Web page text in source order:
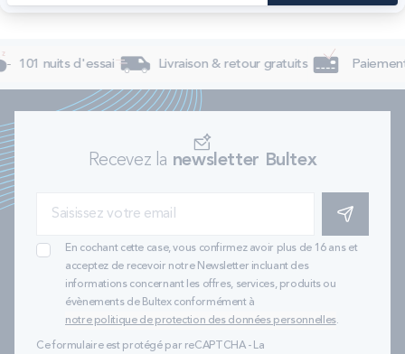
101 nuits d'essai Livraison & retour gratuits
Recevez la newsletter Bultex
S'INSCRIRE
En cochant cette case, vous confirmez avoir plus de 16 ans et
acceptez de recevoir notre Newsletter incluant des
informations concernant les offres, services, produits ou
évènements de Bultex conformément à
notre politique de protection des données personnelles.
Ce formulaire est protégé par reCAPTCHA - La